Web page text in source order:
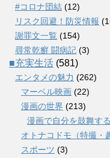
#コロナ団結 (12)
リスク回避！防災情報
謝罪文一覧 (154)
尋常乾癬 闘病記 (3)
■充実生活 (581)
エンタメの魅力 (262)
マーベル映画 (22)
漫画の世界 (213)
漫画で自分を鼓舞する
オトナコドモ（特撮・
スポーツ (3)